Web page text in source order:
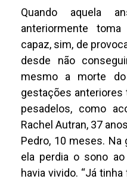
Quando aquela
anteriormente
capaz, sim, de
desde não
mesmo a morte do
gestações anteriores
pesadelos, como
Rachel Autran, 37
Pedro, 10 meses.
ela perdia o sono
havia vivido. “Já